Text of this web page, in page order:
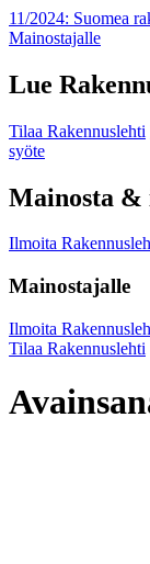
11/2024: Suomea
Mainostajalle
Lue
Tilaa Rakennuslehti
syöte
Mainosta &
Ilmoita
Mainostajalle
Ilmoita
Tilaa Rakennuslehti